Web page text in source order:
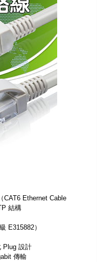
CAT6 Ethernet Cable
結構
E315882）
Plug 設計
傳輸